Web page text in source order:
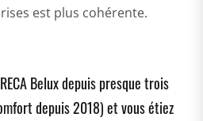
est plus cohérente.
Belux depuis presque trois
depuis 2018) et vous étiez